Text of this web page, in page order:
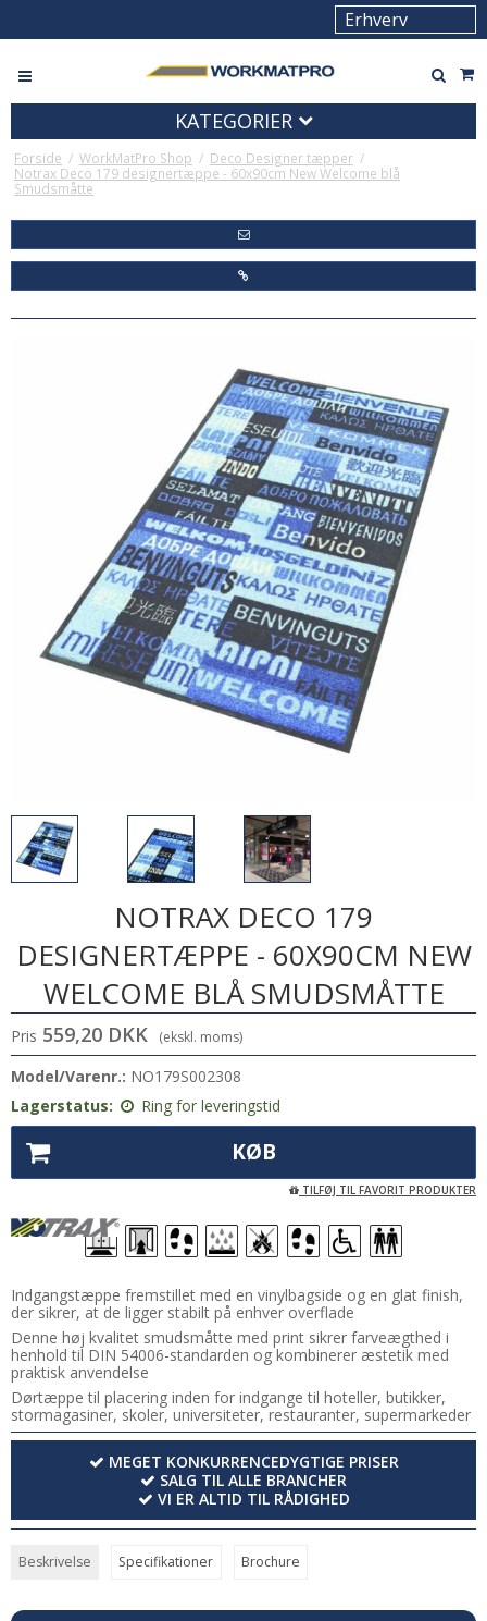
KATEGORIER
Forside / WorkMatPro Shop / Deco Designer tæpper /
Notrax Deco 179 designertæppe - 60x90cm New Welcome blå
Smudsmåtte
NOTRAX DECO 179
DESIGNERTÆPPE - 60X90CM NEW
WELCOME BLÅ SMUDSMÅTTE
Pris 559,20 DKK (ekskl. moms)
Model/Varenr.: NO179S002308
Lagerstatus:
Ring for leveringstid
KØB
TILFØJ TIL FAVORIT PRODUKTER
Indgangstæppe fremstillet med en vinylbagside og en glat finish,
der sikrer, at de ligger stabilt på enhver overflade
Denne høj kvalitet smudsmåtte med print sikrer farveægthed i
henhold til DIN 54006-standarden og kombinerer æstetik med
praktisk anvendelse
Dørtæppe til placering inden for indgange til hoteller, butikker,
stormagasiner, skoler, universiteter, restauranter, supermarkeder
MEGET KONKURRENCEDYGTIGE PRISER
SALG TIL ALLE BRANCHER
VI ER ALTID TIL RÅDIGHED
Beskrivelse Specifikationer Brochure